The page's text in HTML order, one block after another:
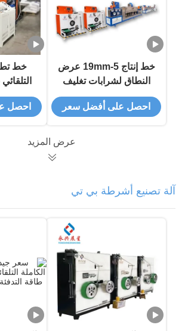
خط إنتاج 5-19mm عرض
النطاق لشرابات تغليف
مواد PP
احصل على أفضل سعر
احصل
عرض المزيد
آلة تصنيع أشرطة بي تي